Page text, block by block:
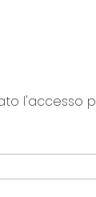
l'accesso